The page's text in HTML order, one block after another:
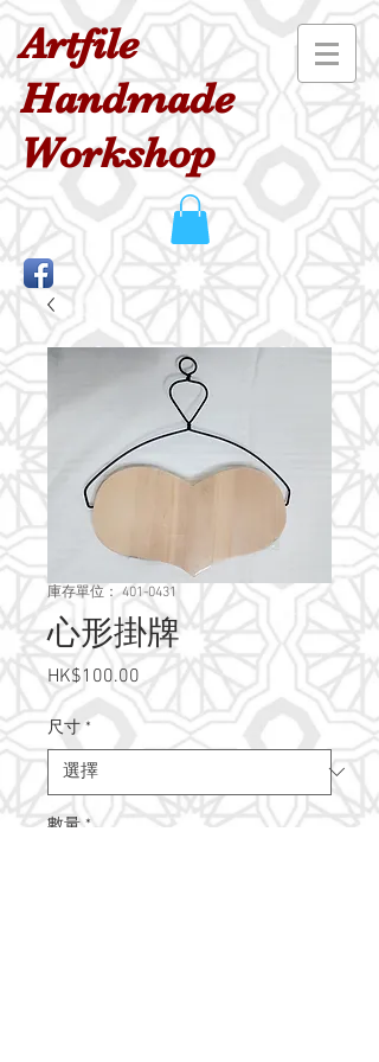
Artfile
Handmade
Workshop
庫存單位： 401-0431
心形掛牌
HK$100.00 價
格
尺寸 *
數量 *